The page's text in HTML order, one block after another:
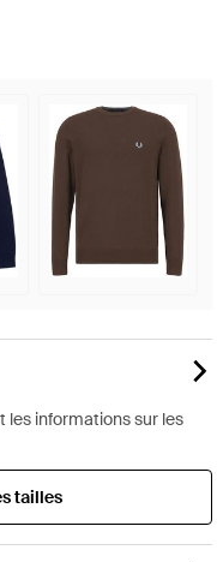
les informations sur les
tailles